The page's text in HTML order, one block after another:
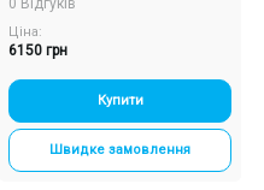
0 Відгуків
Ціна:
6150 грн
Купити
Швидке замовлення